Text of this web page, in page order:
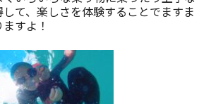
て、楽しさを体験することでますま
すよ！